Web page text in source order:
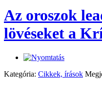
Az oroszok
lövéseket a
Kategória: Cikkek, írások